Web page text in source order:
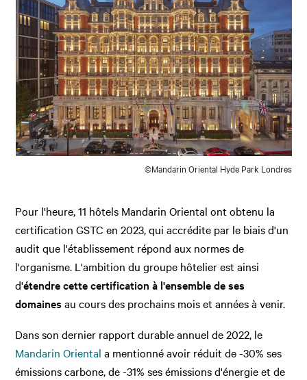
©Mandarin Oriental Hyde Park Londres
Pour l'heure, 11 hôtels Mandarin Oriental ont obtenu la
certification GSTC en 2023, qui accrédite par le biais d'un
audit que l'établissement répond aux normes de
l'organisme. L'ambition du groupe hôtelier est ainsi
d'étendre cette certification à l'ensemble de ses
domaines au cours des prochains mois et années à venir.
Dans son dernier rapport durable annuel de 2022, le
Mandarin Oriental a mentionné avoir réduit de -30% ses
émissions carbone, de -31% ses émissions d'énergie et de